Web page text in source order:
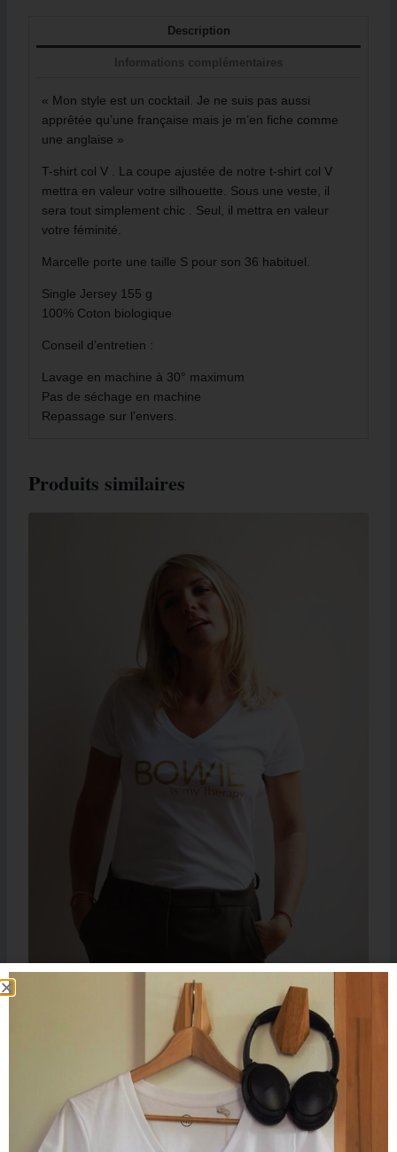
Description
Informations complémentaires
« Mon style est un cocktail. Je ne suis pas aussi
apprêtée qu’une française mais je m’en fiche comme
une anglaise »
T-shirt col V . La coupe ajustée de notre t-shirt col V
mettra en valeur votre silhouette. Sous une veste, il
sera tout simplement chic . Seul, il mettra en valeur
votre féminité.
Marcelle porte une taille S pour son 36 habituel.
Single Jersey 155 g
100% Coton biologique
Conseil d’entretien :
Lavage en machine à 30° maximum
Pas de séchage en machine
Repassage sur l’envers.
Produits similaires
T-Shirt Col V BOWIE is my therapy Blanc / Gold Glitter